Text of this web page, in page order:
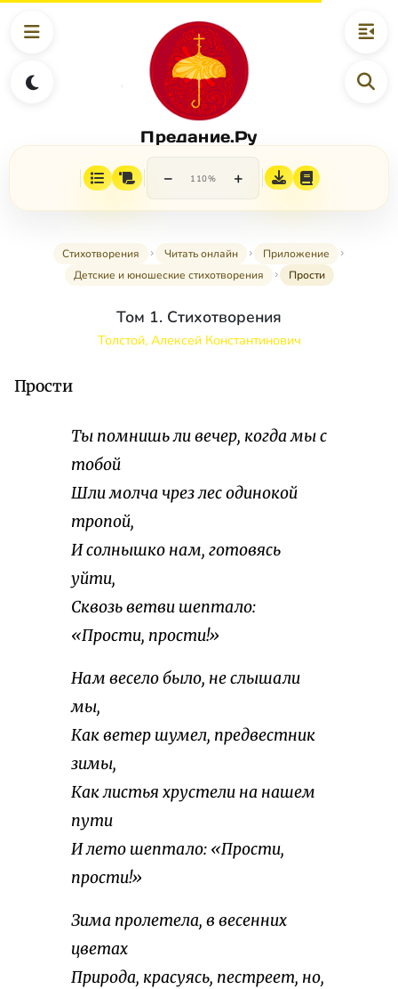
Предание.Ру
− 110% +
Стихотворения Читать онлайн
Приложение
Детские и юношеские стихотворения
Прости
Том 1. Стихотворения
Толстой, Алексей Константинович
Прости
Ты помнишь ли вечер, когда мы с
тобой
Шли молча чрез лес одинокой
тропой,
И солнышко нам, готовясь
уйти,
Сквозь ветви шептало:
«Прости, прости!»
Нам весело было, не слышали
мы,
Как ветер шумел, предвестник
зимы,
Как листья хрустели на нашем
пути
И лето шептало: «Прости,
прости!»
Зима пролетела, в весенних
цветах
Природа, красуясь, пестреет, но,